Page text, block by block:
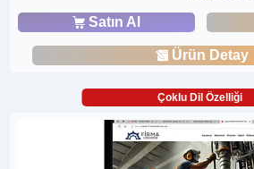
Satın Al
Ürün Detay
Çoklu Dil Özelliği